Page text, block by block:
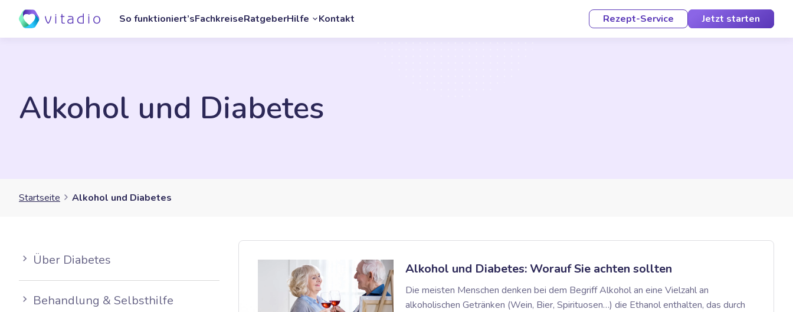
So funktioniert’sFachkreiseRatgeberHilfe Kontakt Rezept-Service Jetzt starten
Alkohol und Diabetes
Startseite Alkohol und Diabetes
Über Diabetes
Behandlung & Selbsthilfe
Alkohol und Diabetes: Worauf Sie achten sollten
Die meisten Menschen denken bei dem Begriff Alkohol an eine Vielzahl an
alkoholischen Getränken (Wein, Bier, Spirituosen…) die Ethanol enthalten, das durch